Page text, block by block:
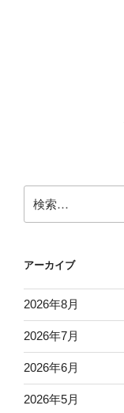
索:
アーカイブ
2026年8月
2026年7月
2026年6月
2026年5月